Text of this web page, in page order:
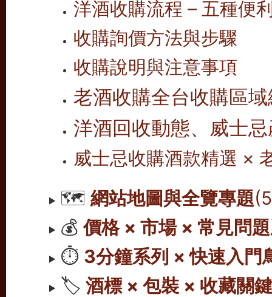
洋酒收購流程 – 五種便
收購詢價方法與步驟
收購說明與注意事項
老酒收購全台收購區
洋酒回收動態、威士
威士忌收購酒款精選 ×
🗺️網站地圖與全覽專題
💰價格 × 市場 × 常見問
⏱️ 3分鐘系列 × 快速入門
🏷️酒標 × 包裝 × 收藏關